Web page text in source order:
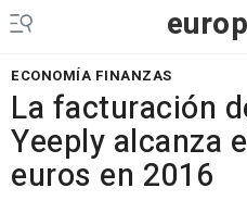
ECONOMÍA FINANZAS
La facturación
Yeeply alcanza
euros en 2016